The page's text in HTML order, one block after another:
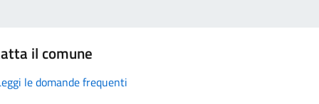
il comune
le domande frequenti